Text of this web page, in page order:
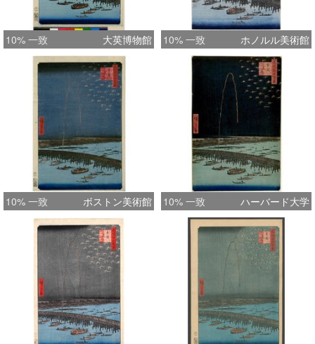
10% 一致 大英博物館 10% 一致 ホノルル美術館
10% 一致 ボストン美術館 10% 一致 ハーバード大学